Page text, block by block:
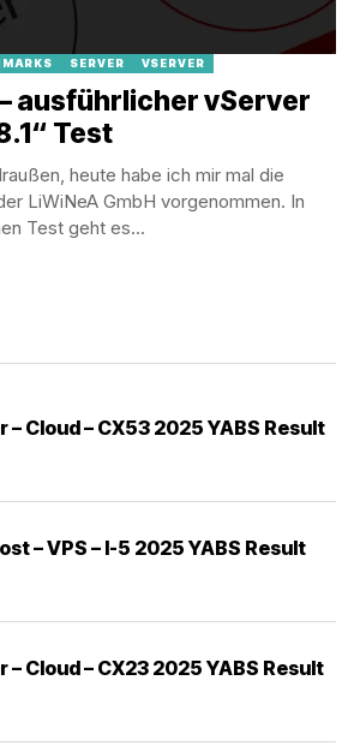
SERVER VSERVER
ausführlicher vServer
Test
heute habe ich mir mal die
LiWiNeA GmbH vorgenommen. In
Test geht es...
– Cloud – CX53 2025 YABS Result
– VPS – I-5 2025 YABS Result
– Cloud – CX23 2025 YABS Result